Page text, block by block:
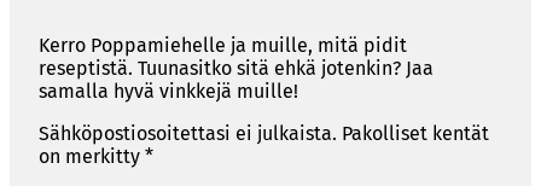
Kerro Poppamiehelle ja muille, mitä pidit
reseptistä. Tuunasitko sitä ehkä jotenkin? Jaa
samalla hyvä vinkkejä muille!
Sähköpostiosoitettasi ei julkaista. Pakolliset kentät
on merkitty *